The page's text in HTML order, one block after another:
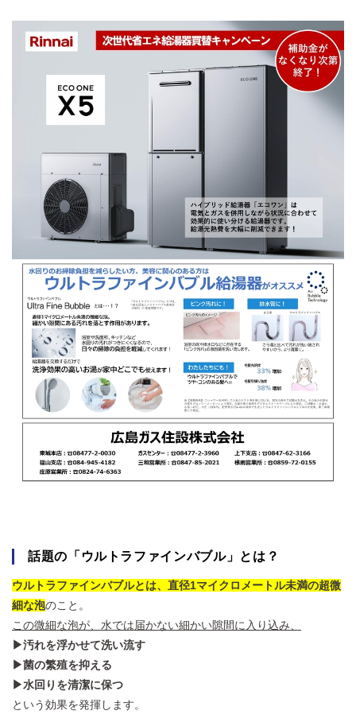
話題の「ウルトラファインバブル」とは？
ウルトラファインバブルとは、直径1マイクロメートル未満の超微
細な泡のこと。
この微細な泡が、水では届かない細かい隙間に入り込み、
▶汚れを浮かせて洗い流す
▶菌の繁殖を抑える
▶水回りを清潔に保つ
という効果を発揮します。